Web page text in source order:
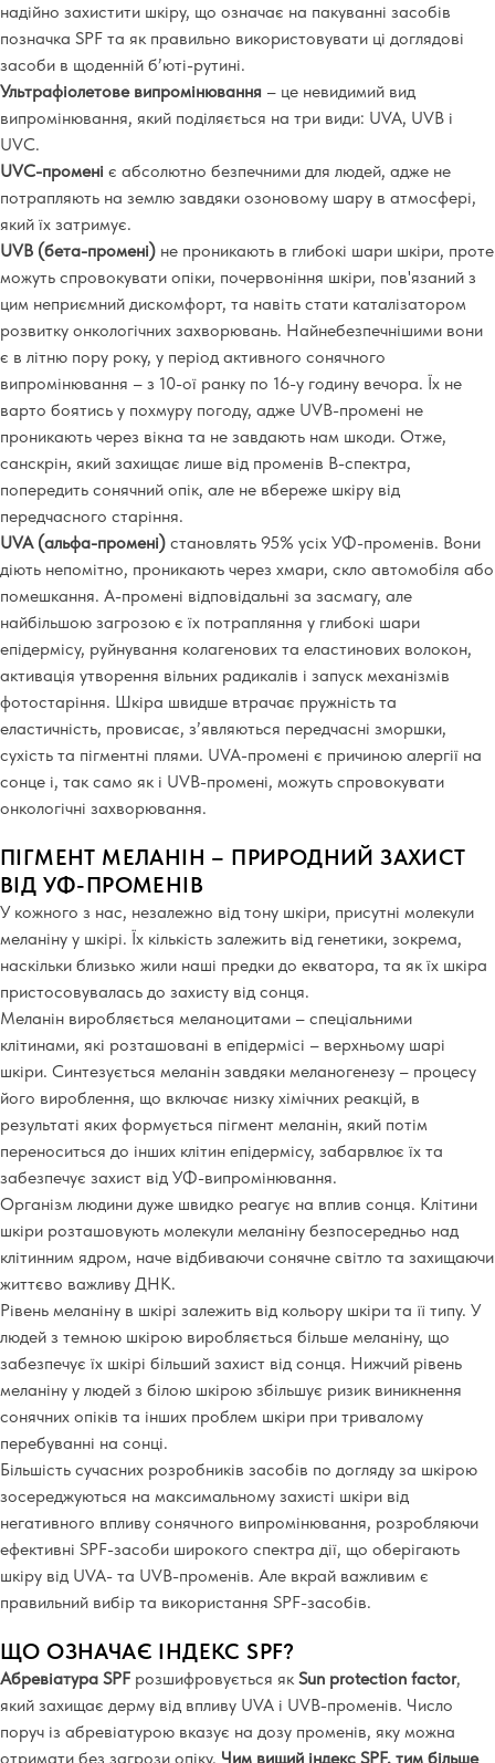
надійно захистити шкіру, що означає на пакуванні засобів
позначка SPF та як правильно використовувати ці доглядові
засоби в щоденній б’юті-рутині.
Ультрафіолетове випромінювання – це невидимий вид
випромінювання, який поділяється на три види: UVA, UVB і
UVC.
UVC-промені є абсолютно безпечними для людей, адже не
потрапляють на землю завдяки озоновому шару в атмосфері,
який їх затримує.
UVB (бета-промені) не проникають в глибокі шари шкіри, проте
можуть спровокувати опіки, почервоніння шкіри, пов'язаний з
цим неприємний дискомфорт, та навіть стати каталізатором
розвитку онкологічних захворювань. Найнебезпечнішими вони
є в літню пору року, у період активного сонячного
випромінювання – з 10-ої ранку по 16-у годину вечора. Їх не
варто боятись у похмуру погоду, адже UVB-промені не
проникають через вікна та не завдають нам шкоди. Отже,
санскрін, який захищає лише від променів B-спектра,
попередить сонячний опік, але не вбереже шкіру від
передчасного старіння.
UVA (альфа-промені) становлять 95% усіх УФ-променів. Вони
діють непомітно, проникають через хмари, скло автомобіля або
помешкання. А-промені відповідальні за засмагу, але
найбільшою загрозою є їх потрапляння у глибокі шари
епідермісу, руйнування колагенових та еластинових волокон,
активація утворення вільних радикалів і запуск механізмів
фотостаріння. Шкіра швидше втрачає пружність та
еластичність, провисає, з’являються передчасні зморшки,
сухість та пігментні плями. UVA-промені є причиною алергії на
сонце і, так само як і UVB-промені, можуть спровокувати
онкологічні захворювання.
ПІГМЕНТ МЕЛАНІН – ПРИРОДНИЙ ЗАХИСТ
ВІД УФ-ПРОМЕНІВ
У кожного з нас, незалежно від тону шкіри, присутні молекули
меланіну у шкірі. Їх кількість залежить від генетики, зокрема,
наскільки близько жили наші предки до екватора, та як їх шкіра
пристосовувалась до захисту від сонця.
Меланін виробляється меланоцитами – спеціальними
клітинами, які розташовані в епідермісі – верхньому шарі
шкіри. Синтезується меланін завдяки меланогенезу – процесу
його вироблення, що включає низку хімічних реакцій, в
результаті яких формується пігмент меланін, який потім
переноситься до інших клітин епідермісу, забарвлює їх та
забезпечує захист від УФ-випромінювання.
Організм людини дуже швидко реагує на вплив сонця. Клітини
шкіри розташовують молекули меланіну безпосередньо над
клітинним ядром, наче відбиваючи сонячне світло та захищаючи
життєво важливу ДНК.
Рівень меланіну в шкірі залежить від кольору шкіри та її типу. У
людей з темною шкірою виробляється більше меланіну, що
забезпечує їх шкірі більший захист від сонця. Нижчий рівень
меланіну у людей з білою шкірою збільшує ризик виникнення
сонячних опіків та інших проблем шкіри при тривалому
перебуванні на сонці.
Більшість сучасних розробників засобів по догляду за шкірою
зосереджуються на максимальному захисті шкіри від
негативного впливу сонячного випромінювання, розробляючи
ефективні SPF-засоби широкого спектра дії, що оберігають
шкіру від UVA- та UVB-променів. Але вкрай важливим є
правильний вибір та використання SPF-засобів.
ЩО ОЗНАЧАЄ ІНДЕКС SPF?
Абревіатура SPF розшифровується як Sun protection factor,
який захищає дерму від впливу UVA і UVB-променів. Число
поруч із абревіатурою вказує на дозу променів, яку можна
отримати без загрози опіку. Чим вищий індекс SPF, тим більше